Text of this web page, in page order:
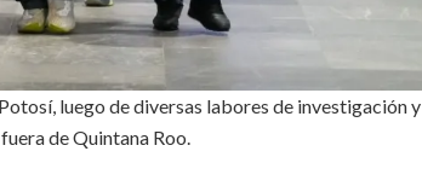
luego de diversas labores de investigación y
de Quintana Roo.